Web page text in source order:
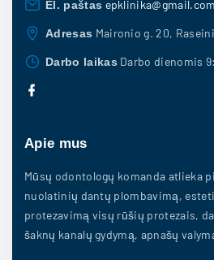
El. paštas epklinika@gmail.com
Adresas Maironio g. 20,
Darbo laikas Darbo dienomis
o
Apie mus
Mūsų odontologų komanda atlieka
nuolatinių dantų plombavimą,
protezavimą visų rūšių protezais,
šaknų kanalų gydymą, apnašų